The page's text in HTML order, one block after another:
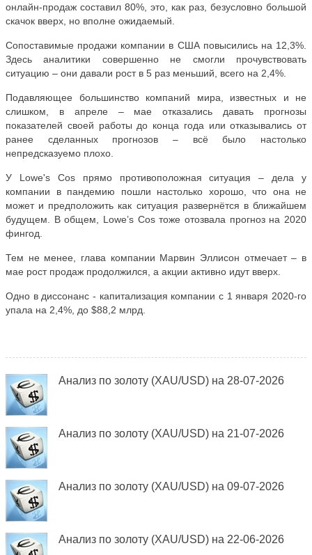
онлайн-продаж составил 80%, это, как раз, безусловно большой
скачок вверх, но вполне ожидаемый.
Сопоставимые продажи компании в США повысились на 12,3%.
Здесь аналитики совершенно не смогли прочувствовать
ситуацию – они давали рост в 5 раз меньший, всего на 2,4%.
Подавляющее большинство компаний мира, известных и не
слишком, в апреле – мае отказались давать прогнозы
показателей своей работы до конца года или отказывались от
ранее сделанных прогнозов – всё было настолько
непредсказуемо плохо.
У Lowe's Cos прямо противоположная ситуация – дела у
компании в пандемию пошли настолько хорошо, что она не
может и предположить как ситуация развернётся в ближайшем
будущем. В общем, Lowe’s Cos тоже отозвала прогноз на 2020
фингод.
Тем не менее, глава компании Марвин Эллисон отмечает – в
мае рост продаж продолжился, а акции активно идут вверх.
Одно в диссонанс - капитализация компании с 1 января 2020-го
упала на 2,4%, до $88,2 млрд.
Анализ по золоту (XAU/USD) на 28-07-2026
Анализ по золоту (XAU/USD) на 21-07-2026
Анализ по золоту (XAU/USD) на 09-07-2026
Анализ по золоту (XAU/USD) на 22-06-2026